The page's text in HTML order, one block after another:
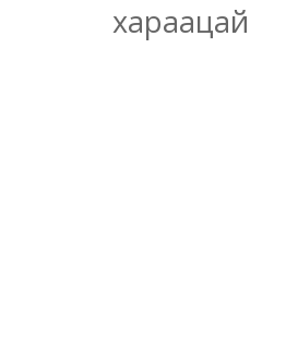
хараацай